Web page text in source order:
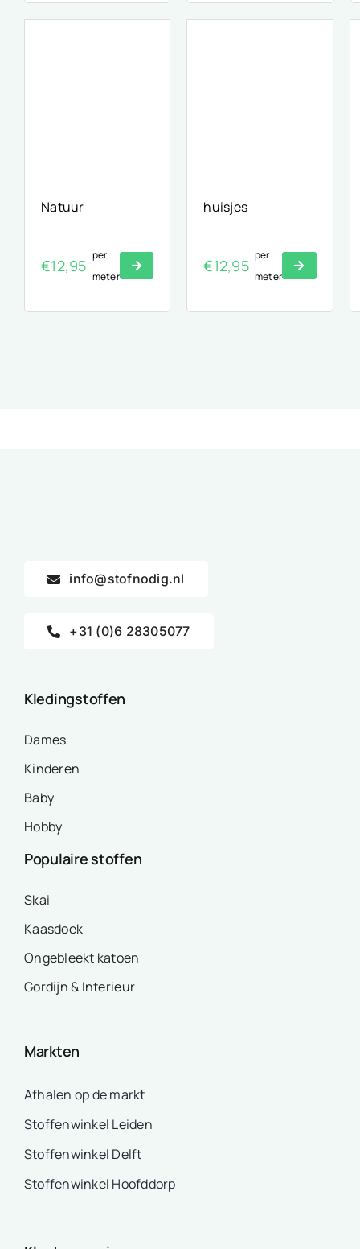
Natuur
€12,95
per
meter
huisjes
€12,95
per
meter
info@stofnodig.nl
+31 (0)6 28305077
Kledingstoffen
Dames
Kinderen
Baby
Hobby
Populaire stoffen
Skai
Kaasdoek
Ongebleekt katoen
Gordijn & Interieur
Markten
Afhalen op de markt
Stoffenwinkel Leiden
Stoffenwinkel Delft
Stoffenwinkel Hoofddorp